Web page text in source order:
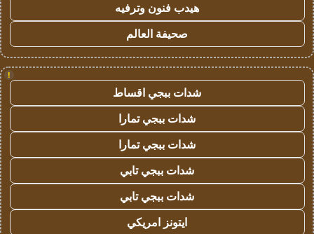
هيدب فنون وترفيه
صحيفة العالم
!
شدات ببجي اقساط
شدات ببجي تمارا
شدات ببجي تمارا
شدات ببجي تابي
شدات ببجي تابي
ايتونز امريكي